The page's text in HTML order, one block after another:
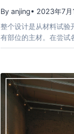
By anjing• 2023年7月
整个设计是从材料试验
有部位的主材。在尝试